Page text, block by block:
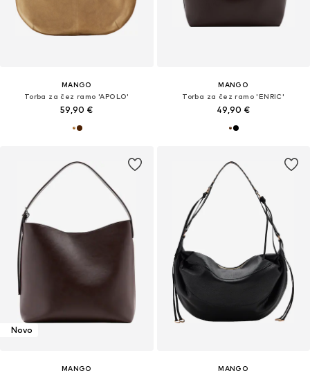
MANGO
Torba za čez ramo 'APOLO'
59,90 €
MANGO
Torba za čez ramo 'ENRIC'
49,90 €
Novo
MANGO
MANGO